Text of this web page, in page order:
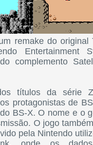
remake do original
Entertainment
complemento
títulos da série
protagonistas de
BS-X. O nome e o
O jogo
pela Nintendo